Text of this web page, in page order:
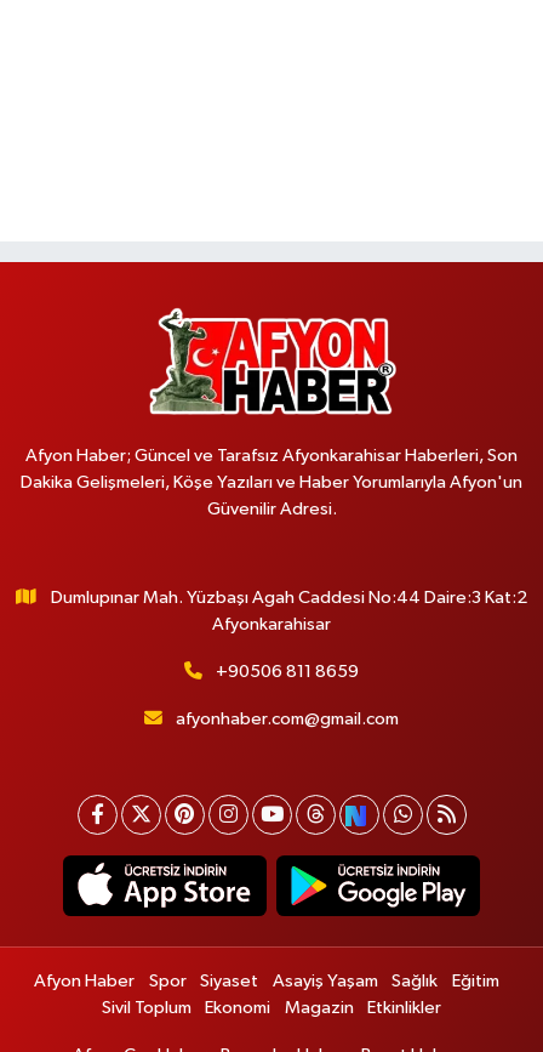
Afyon Haber; Güncel ve Tarafsız Afyonkarahisar Haberleri, Son
Dakika Gelişmeleri, Köşe Yazıları ve Haber Yorumlarıyla Afyon'un
Güvenilir Adresi.
Dumlupınar Mah. Yüzbaşı Agah Caddesi No:44 Daire:3 Kat:2
Afyonkarahisar
+90506 811 8659
afyonhaber.com@gmail.com
Afyon Haber Spor Siyaset Asayiş Yaşam Sağlık
Eğitim
Sivil Toplum
Ekonomi Magazin Etkinlikler